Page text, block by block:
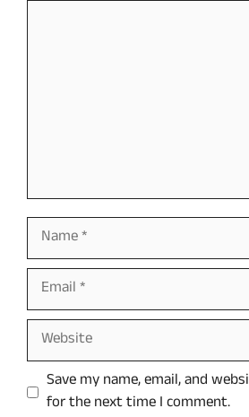
Comment
Name
Email
Website
Save my name, email, and
for the next time I comment.